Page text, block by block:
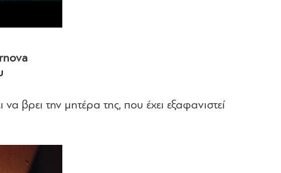
βρει την μητέρα της, που έχει εξαφανιστεί